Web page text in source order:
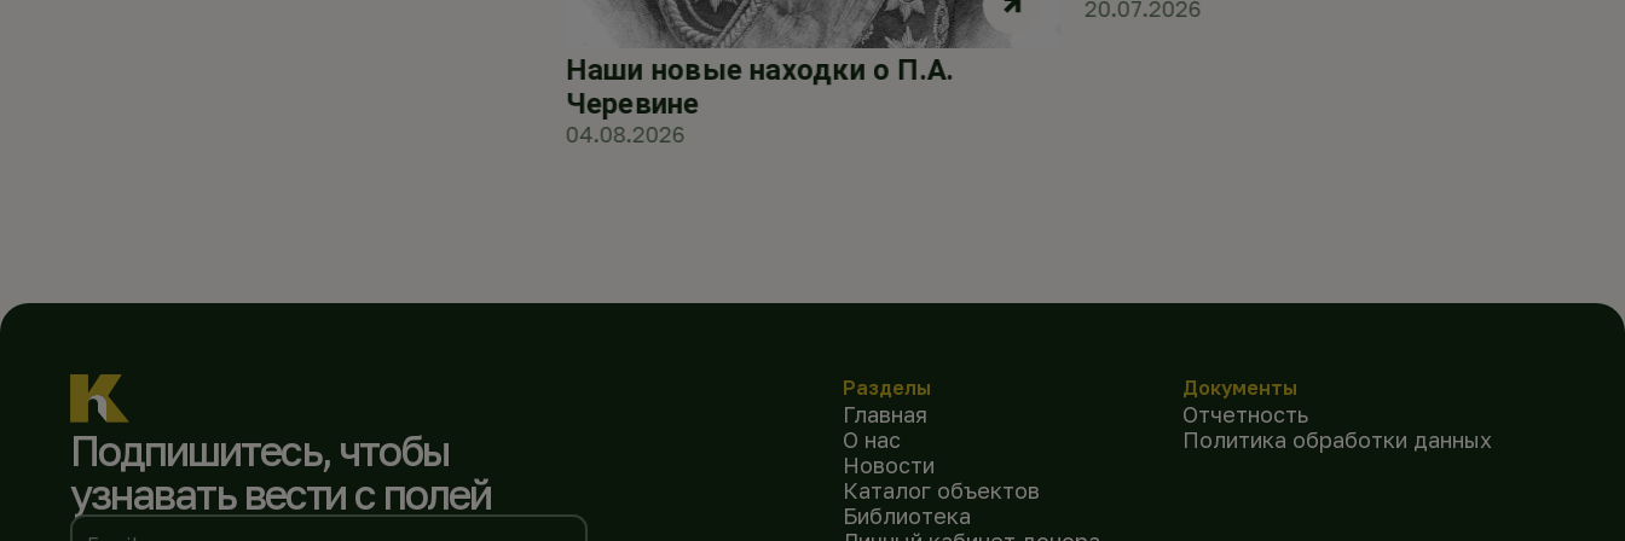
Наши новые находки о П.А.
Черевине
04.08.2026
20.07.2026
Подпишитесь, чтобы
узнавать вести с полей
Разделы
Главная
О нас
Новости
Каталог объектов
Библиотека
Документы
Отчетность
Политика обработки данных